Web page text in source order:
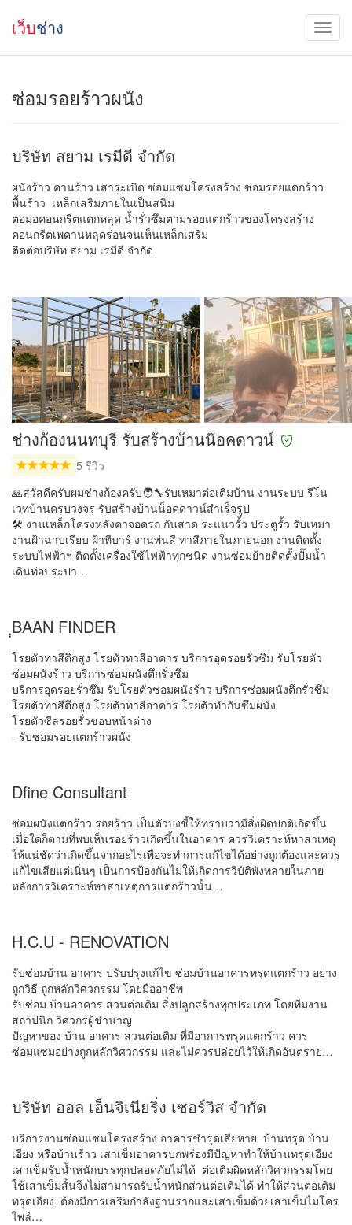
เว็บช่าง
ซ่อมรอยร้าวผนัง
บริษัท สยาม เรมีดี จำกัด
ผนังร้าว คานร้าว เสาระเบิด ซ่อมแซมโครงสร้าง ซ่อมรอยแตกร้าว
พื้นร้าว เหล็กเสริมภายในเป็นสนิม
ตอม่อคอนกรีตแตกหลุด น้ำรั่วซึมตามรอยแตกร้าวของโครงสร้าง
คอนกรีตเพดานหลุดร่อนจนเห็นเหล็กเสริม
ติดต่อบริษัท สยาม เรมีดี จำกัด
ช่างก้องนนทบุรี รับสร้างบ้านน๊อค​ดาวน์
5 รีวิว
🙏สวัสดีครับผมช่างก้องครับ🧑‍🔧รับเหมาต่อเติมบ้าน งานระบบ รีโน
เวทบ้านครบวงจร รับสร้างบ้านน็อคดาวน์สำเร็จรูป
🛠️ งานเหล็กโครงหลังคา​จอดรถ​ กันสาด ระแนวรั้ว​ ประตูรั้ว รับเหมา
งานฝ้าฉาบเรียบ ฝ้าทีบาร์ งานพ่นสี ทาสีภายในภายนอก งานติดตั้ง
ระบบไฟฟ้า​ฯ ติดตั้งเครื่องใช้ไฟฟ้าทุกชนิด​ งานซ่อมย้ายติดตั้งปั๊มน้ำ
เดินท่อประปา​…
ฺฺBAAN FINDER
โรยตัวทาสีตึกสูง โรยตัวทาสีอาคาร บริการอุดรอยรั่วซึม รับโรยตัว
ซ่อมผนังร้าว บริการซ่อมผนังตึกรั่วซึม
บริการอุดรอยรั่วซึม รับโรยตัวซ่อมผนังร้าว บริการซ่อมผนังตึกรั่วซึม
โรยตัวทาสีตึกสูง โรยตัวทาสีอาคาร โรยตัวทำกันซึมผนัง
โรยตัวซีลรอยรั่วขอบหน้าต่าง
- รับซ่อมรอยแตกร้าวผนัง
Dfine Consultant
ซ่อมผนังแตกร้าว รอยร้าว เป็นตัวบ่งชี้ให้ทราบว่ามีสิ่งผิดปกติเกิดขึ้น
เมื่อใดก็ตามที่พบเห็นรอยร้าวเกิดขึ้นในอาคาร ควรวิเคราะห์หาสาเหตุ
ให้แน่ชัดว่าเกิดขึ้นจากอะไรเพื่อจะทำการแก้ไขได้อย่างถูกต้องและควร
แก้ไขเสียแต่เนิ่นๆ เป็นการป้องกันไม่ให้เกิดการวิบัติพังทลายในภาย
หลังการวิเคราะห์หาสาเหตุการแตกร้าวนั้น…
H.C.U - RENOVATION
รับซ่อมบ้าน อาคาร ปรับปรุงแก้ไข ซ่อมบ้านอาคารทรุดแตกร้าว อย่าง
ถูกวิธี ถูกหลักวิศวกรรม โดยมืออาชีพ
รับซ่อม บ้านอาคาร ส่วนต่อเติม สิ่งปลูกสร้างทุกประเภท โดยทีมงาน
สถาปนิก วิศวกรผู้ชำนาญ
ปัญหาของ บ้าน อาคาร ส่วนต่อเติม ที่มีอาการทรุดแตกร้าว ควร
ซ่อมแซมอย่างถูกหลักวิศวกรรม และไม่ควรปล่อยไว้ให้เกิดอันตราย…
บริษัท ออล เอ็นจิเนียริ่ง เซอร์วิส จำกัด
บริการงานซ่อมแซมโครงสร้าง อาคารชำรุดเสียหาย บ้านทรุด บ้าน
เอียง หรือบ้านร้าว เสาเข็มอาคารบกพร่องมีปัญหาทำให้บ้านทรุดเอียง
เสาเข็มรับน้ำหนักบรรทุกปลอดภัยไม่ได้ ต่อเติมผิดหลักวิศวกรรมโดย
ใช้เสาเข็มสั้นจึงไม่สามารถรับน้ำหนักส่วนต่อเติมได้ ทำให้ส่วนต่อเติม
ทรุดเอียง ต้องมีการเสริมกำลังฐานรากและเสาเข็มด้วยเสาเข็มไมโคร
ไพล์…